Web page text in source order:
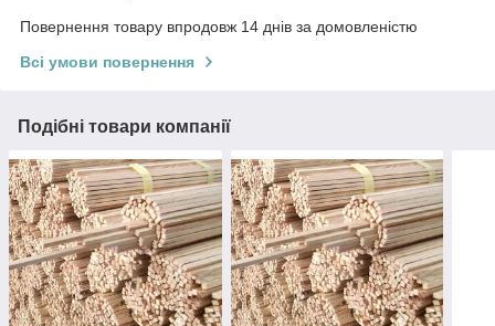
Повернення товару впродовж 14 днів за домовленістю
Всі умови повернення
Подібні товари компанії